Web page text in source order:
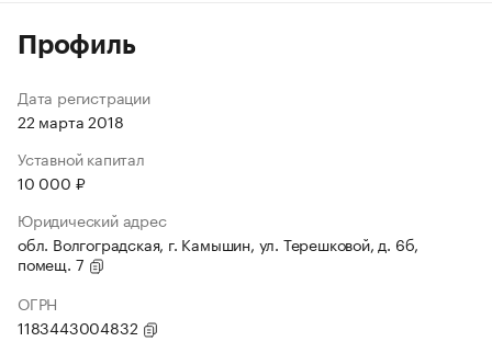
Профиль
Дата регистрации
22 марта 2018
Уставной капитал
10 000 ₽
Юридический адрес
обл. Волгоградская, г. Камышин, ул. Терешковой, д. 6б,
помещ. 7
ОГРН
1183443004832